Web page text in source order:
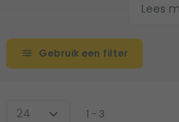
voorkomt een hoop ellende.
Lees
Gebruik een filter
1 - 3